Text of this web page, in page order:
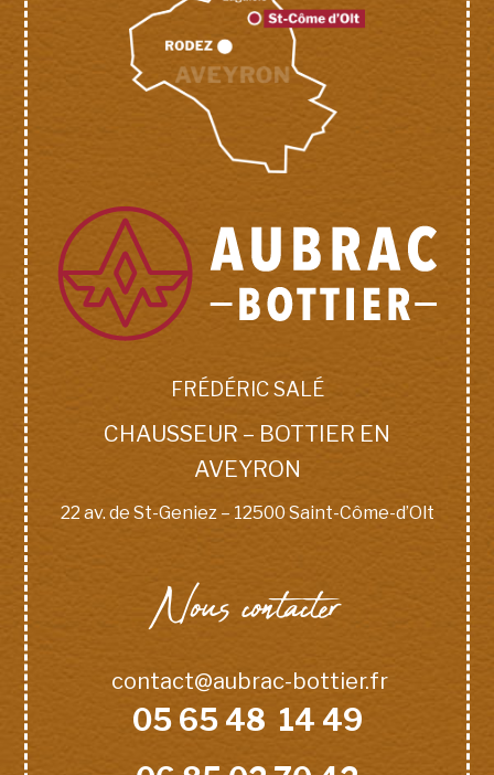
FRÉDÉRIC SALÉ
CHAUSSEUR – BOTTIER EN
AVEYRON
22 av. de St-Geniez – 12500 Saint-Côme-d’Olt
Nous contacter
contact@aubrac-bottier.fr
05 65 48 14 49